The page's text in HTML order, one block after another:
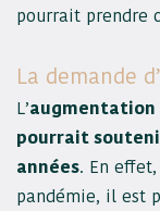
pourrait prendre
La demande
L’augmentation
pourrait
années. En
pandémie, il est